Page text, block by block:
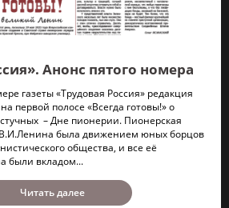
Анонс пятого номера
газеты «Трудовая Россия» редакция
первой полосе «Всегда готовы!» о
– Дне пионерии. Пионерская
была движением юных борцов
общества, и все её
были вкладом...
Читать далее